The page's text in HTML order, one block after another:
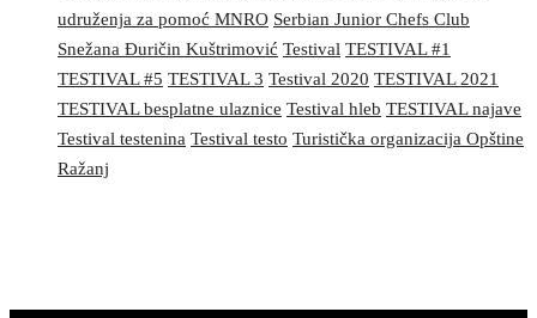
udruženja za pomoć MNRO Serbian Junior Chefs Club
Snežana Đuričin Kuštrimović Testival TESTIVAL #1
TESTIVAL #5 TESTIVAL 3 Testival 2020 TESTIVAL 2021
TESTIVAL besplatne ulaznice Testival hleb TESTIVAL najave
Testival testenina Testival testo Turistička organizacija Opštine
Ražanj